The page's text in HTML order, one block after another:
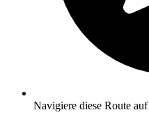
Navigiere diese Route auf